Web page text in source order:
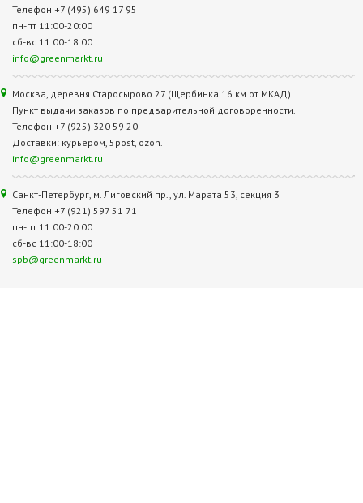
Телефон +7 (495) 649 17 95
пн-пт 11:00-20:00
сб-вс 11:00-18:00
info@greenmarkt.ru
Москва, деревня Старосырово 27 (Щербинка 16 км от МКАД)
Пункт выдачи заказов по предварительной договоренности.
Телефон +7 (925) 320 59 20
Доставки: курьером, 5post, ozon.
info@greenmarkt.ru
Санкт-Петербург, м. Лиговский пр., ул. Марата 53, секция 3
Телефон +7 (921) 597 51 71
пн-пт 11:00-20:00
сб-вс 11:00-18:00
spb@greenmarkt.ru